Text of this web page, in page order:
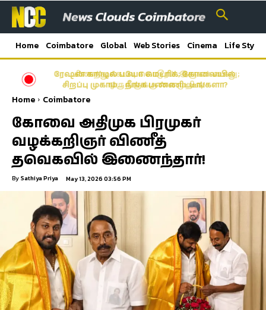
Home Coimbatore Global Web Stories Cinema Life Style
கிணத்துக்கடவு கொடூரம்: இருவர் கைது;
ஒருவருக்கு கை முறிவு!
Home Coimbatore
கோவை அதிமுக பிரமுகர்
வழக்கறிஞர் விணீத்
தவெகவில் இணைந்தார்!
By Sathiya Priya May 13, 2026 03:56 PM